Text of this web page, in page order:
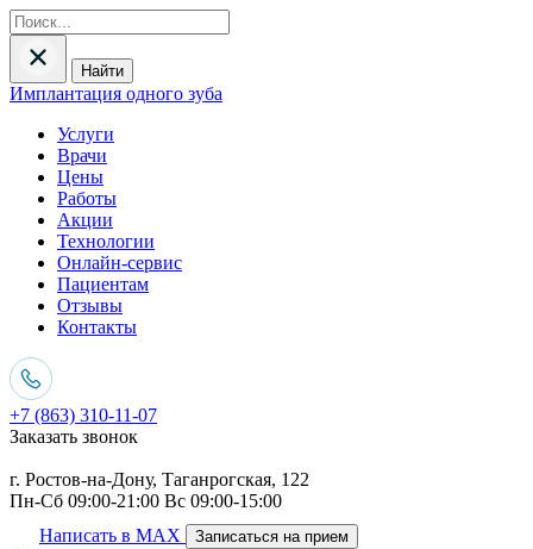
Найти
Имплантация одного зуба
Услуги
Врачи
Цены
Работы
Акции
Технологии
Онлайн-сервис
Пациентам
Отзывы
Контакты
+7 (863) 310-11-07
Заказать звонок
г. Ростов-на-Дону, Таганрогская, 122
Пн-Сб 09:00-21:00 Вс 09:00-15:00
Написать в MAX
Записаться на прием